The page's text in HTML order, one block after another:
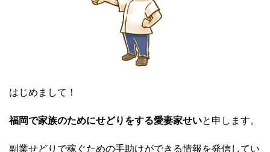
はじめまして！
福岡で家族のためにせどりをする愛妻家せいと申します。
副業せどりで稼ぐための手助けができる情報を発信してい